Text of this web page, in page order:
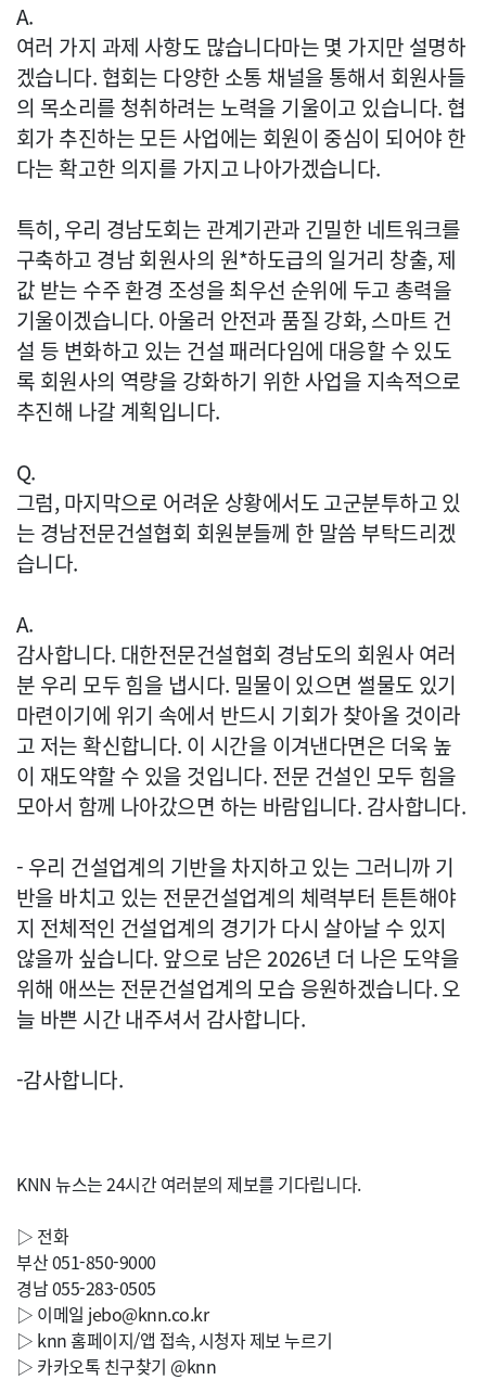
A.
여러 가지 과제 사항도 많습니다마는 몇 가지만 설명하
겠습니다. 협회는 다양한 소통 채널을 통해서 회원사들
의 목소리를 청취하려는 노력을 기울이고 있습니다. 협
회가 추진하는 모든 사업에는 회원이 중심이 되어야 한
다는 확고한 의지를 가지고 나아가겠습니다.
특히, 우리 경남도회는 관계기관과 긴밀한 네트워크를
구축하고 경남 회원사의 원*하도급의 일거리 창출, 제
값 받는 수주 환경 조성을 최우선 순위에 두고 총력을
기울이겠습니다. 아울러 안전과 품질 강화, 스마트 건
설 등 변화하고 있는 건설 패러다임에 대응할 수 있도
록 회원사의 역량을 강화하기 위한 사업을 지속적으로
추진해 나갈 계획입니다.
Q.
그럼, 마지막으로 어려운 상황에서도 고군분투하고 있
는 경남전문건설협회 회원분들께 한 말씀 부탁드리겠
습니다.
A.
감사합니다. 대한전문건설협회 경남도의 회원사 여러
분 우리 모두 힘을 냅시다. 밀물이 있으면 썰물도 있기
마련이기에 위기 속에서 반드시 기회가 찾아올 것이라
고 저는 확신합니다. 이 시간을 이겨낸다면은 더욱 높
이 재도약할 수 있을 것입니다. 전문 건설인 모두 힘을
모아서 함께 나아갔으면 하는 바람입니다. 감사합니다.
- 우리 건설업계의 기반을 차지하고 있는 그러니까 기
반을 바치고 있는 전문건설업계의 체력부터 튼튼해야
지 전체적인 건설업계의 경기가 다시 살아날 수 있지
않을까 싶습니다. 앞으로 남은 2026년 더 나은 도약을
위해 애쓰는 전문건설업계의 모습 응원하겠습니다. 오
늘 바쁜 시간 내주셔서 감사합니다.
-감사합니다.
KNN 뉴스는 24시간 여러분의 제보를 기다립니다.
▷ 전화
부산 051-850-9000
경남 055-283-0505
▷ 이메일 jebo@knn.co.kr
▷ knn 홈페이지/앱 접속, 시청자 제보 누르기
▷ 카카오톡 친구찾기 @knn